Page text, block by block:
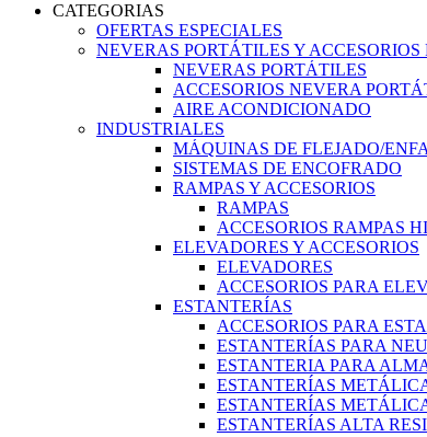
CATEGORIAS
OFERTAS ESPECIALES
NEVERAS PORTÁTILES Y
NEVERAS PORTÁTILES
ACCESORIOS NEVERA
AIRE ACONDICIONADO
INDUSTRIALES
MÁQUINAS DE FLEJADO/
SISTEMAS DE ENCOFRADO
RAMPAS Y ACCESORIOS
RAMPAS
ACCESORIOS RAMPAS
ELEVADORES Y ACCESORIOS
ELEVADORES
ACCESORIOS PARA
ESTANTERÍAS
ACCESORIOS PARA
ESTANTERÍAS PARA
ESTANTERIA PARA
ESTANTERÍAS
ESTANTERÍAS
ESTANTERÍAS ALTA